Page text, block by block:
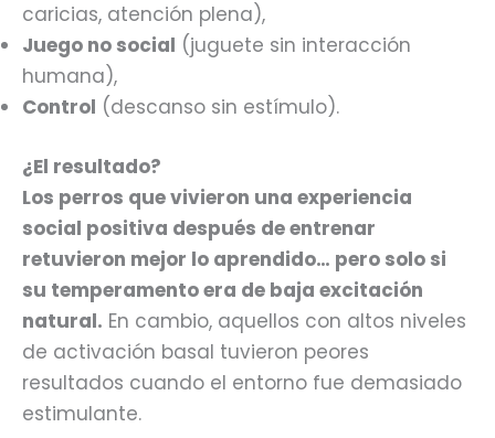
caricias, atención plena),
Juego no social (juguete sin interacción
humana),
Control (descanso sin estímulo).
¿El resultado?
Los perros que vivieron una experiencia
social positiva después de entrenar
retuvieron mejor lo aprendido… pero solo si
su temperamento era de baja excitación
natural. En cambio, aquellos con altos niveles
de activación basal tuvieron peores
resultados cuando el entorno fue demasiado
estimulante.